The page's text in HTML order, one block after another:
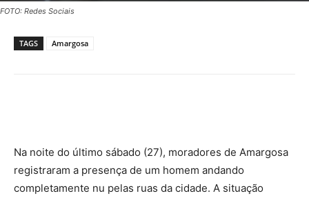
FOTO: Redes Sociais
TAGS Amargosa
Na noite do último sábado (27), moradores de Amargosa
registraram a presença de um homem andando
completamente nu pelas ruas da cidade. A situação